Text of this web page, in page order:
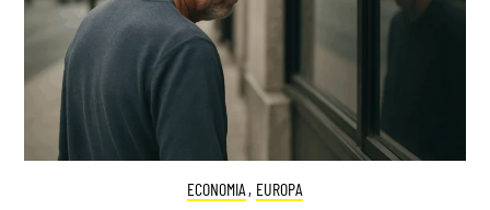
ECONOMIA , EUROPA